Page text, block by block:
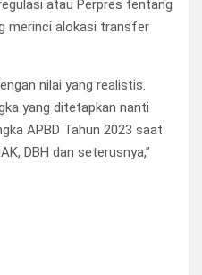
atau Perpres tentang
merinci alokasi transfer
nilai yang realistis.
yang ditetapkan nanti
APBD Tahun 2023 saat
DBH dan seterusnya,”